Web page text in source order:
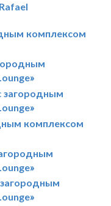
комплексом
комплексом